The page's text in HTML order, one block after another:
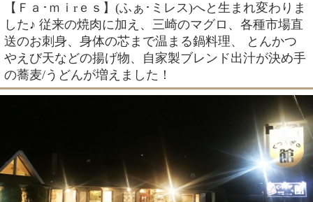
【Ｆａ･ｍｉrｅｓ】(ふぁ･ミレス)へと生まれ変わりま
した♪ 従来の焼肉に加え、三崎のマグロ、各種市場直
送のお刺身、身体の芯まで温まる鍋料理、 とんかつ
やえび天などの揚げ物、自家製ブレンド出汁が決め手
の蕎麦/うどんが増えました！